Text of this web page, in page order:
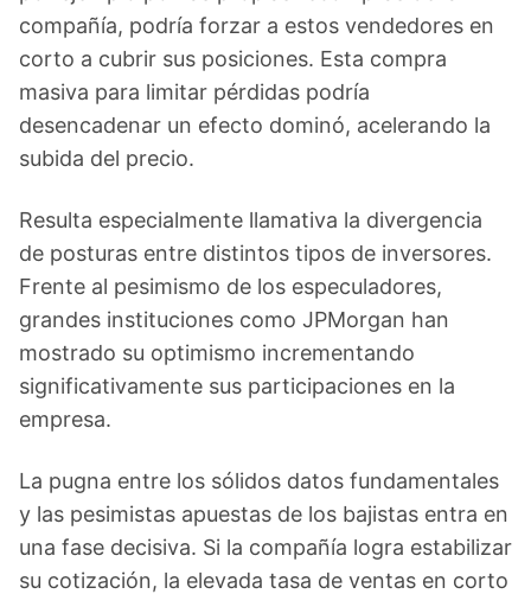
compañía, podría forzar a estos vendedores en
corto a cubrir sus posiciones. Esta compra
masiva para limitar pérdidas podría
desencadenar un efecto dominó, acelerando la
subida del precio.
Resulta especialmente llamativa la divergencia
de posturas entre distintos tipos de inversores.
Frente al pesimismo de los especuladores,
grandes instituciones como JPMorgan han
mostrado su optimismo incrementando
significativamente sus participaciones en la
empresa.
La pugna entre los sólidos datos fundamentales
y las pesimistas apuestas de los bajistas entra en
una fase decisiva. Si la compañía logra estabilizar
su cotización, la elevada tasa de ventas en corto